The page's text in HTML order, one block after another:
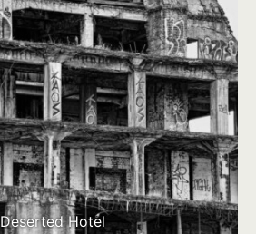
Deserted Hotel